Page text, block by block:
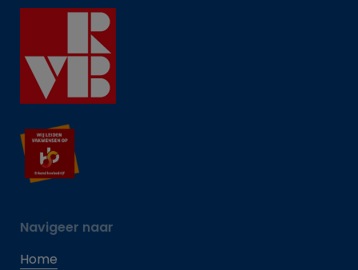
Navigeer naar
Home